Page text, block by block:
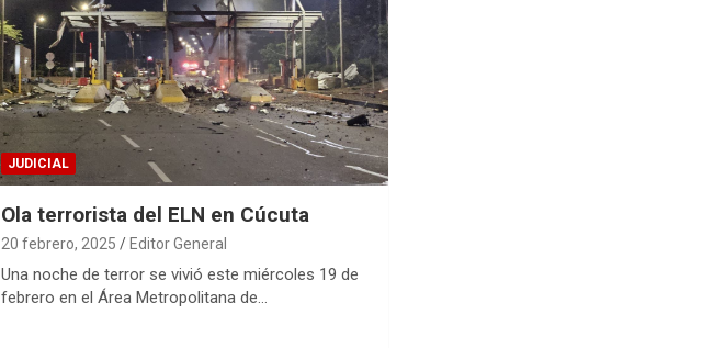
JUDICIAL
Ola terrorista del ELN en Cúcuta
20 febrero, 2025 Editor General
Una noche de terror se vivió este miércoles 19 de
febrero en el Área Metropolitana de…